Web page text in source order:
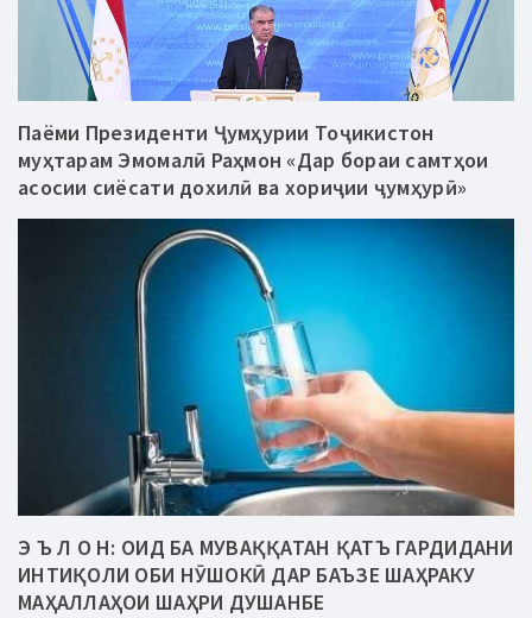
Паёми Президенти Ҷумҳурии Тоҷикистон
муҳтарам Эмомалӣ Раҳмон «Дар бораи самтҳои
асосии сиёсати дохилӣ ва хориҷии ҷумҳурӣ»
Э Ъ Л О Н: ОИД БА МУВАҚҚАТАН ҚАТЪ ГАРДИДАНИ
ИНТИҚОЛИ ОБИ НӮШОКӢ ДАР БАЪЗЕ ШАҲРАКУ
МАҲАЛЛАҲОИ ШАҲРИ ДУШАНБЕ